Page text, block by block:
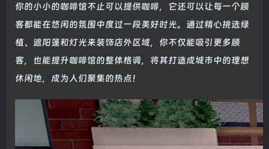
你的小小的咖啡馆不止可以提供咖啡，它还可以让每一个顾
客都能在悠闲的氛围中度过一段美好时光。通过精心挑选绿
植、遮阳篷和灯光来装饰店外区域，你不仅能吸引更多顾
客，也能提升咖啡馆的整体格调，将其打造成城市中的理想
休闲地，成为人们聚集的热点！